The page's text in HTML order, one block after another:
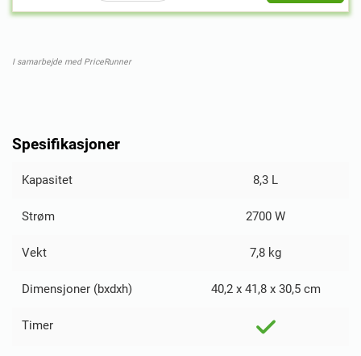
I samarbejde med PriceRunner
Spesifikasjoner
Kapasitet 8,3 L
Strøm 2700 W
Vekt 7,8 kg
Dimensjoner (bxdxh) 40,2 x 41,8 x 30,5 cm
Timer